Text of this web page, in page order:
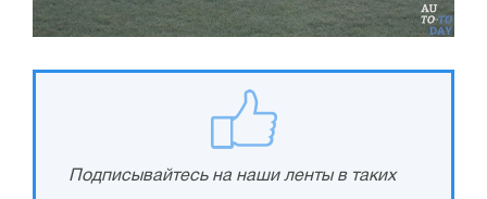
Подписывайтесь на наши ленты в таких